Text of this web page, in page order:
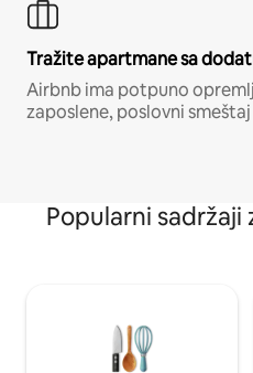
Tražite apartmane sa
Airbnb ima potpuno
zaposlene, poslovni
Popularni sadržaji